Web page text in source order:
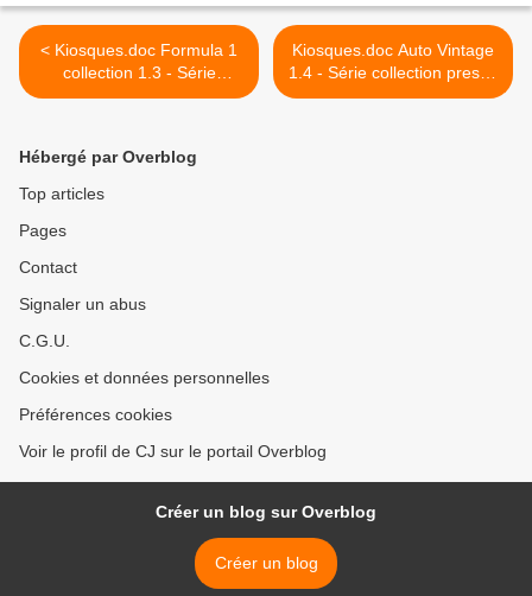
< Kiosques.doc Formula 1
collection 1.3 - Série
collection presse
Kiosques.doc Auto Vintage
1.4 - Série collection presse
>
Hébergé par Overblog
Top articles
Pages
Contact
Signaler un abus
C.G.U.
Cookies et données personnelles
Préférences cookies
Voir le profil de CJ sur le portail Overblog
Créer un blog sur Overblog
Créer un blog